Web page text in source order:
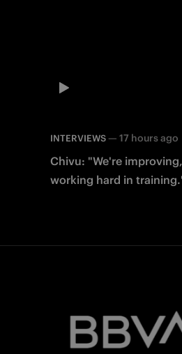
INTERVIEWS — 17 hours ago
Chivu: "We're
working hard in